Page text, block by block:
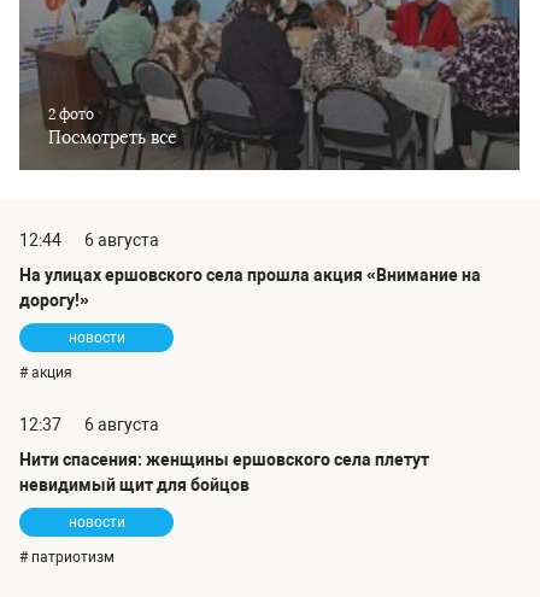
2 фото
Посмотреть все
12:44
6 августа
На улицах ершовского села прошла акция «Внимание на
дорогу!»
новости
# акция
12:37
6 августа
Нити спасения: женщины ершовского села плетут
невидимый щит для бойцов
новости
# патриотизм